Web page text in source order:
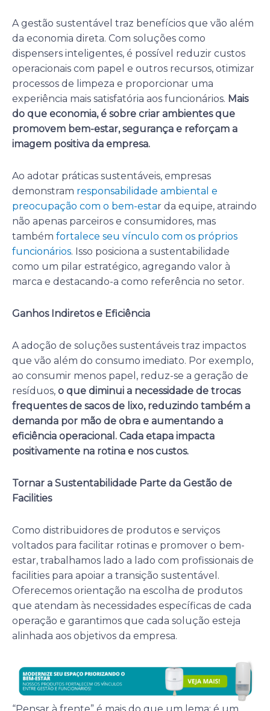
A gestão sustentável traz benefícios que vão além
da economia direta. Com soluções como
dispensers inteligentes, é possível reduzir custos
operacionais com papel e outros recursos, otimizar
processos de limpeza e proporcionar uma
experiência mais satisfatória aos funcionários. Mais
do que economia, é sobre criar ambientes que
promovem bem-estar, segurança e reforçam a
imagem positiva da empresa.
Ao adotar práticas sustentáveis, empresas
demonstram responsabilidade ambiental e
preocupação com o bem-estar da equipe, atraindo
não apenas parceiros e consumidores, mas
também fortalece seu vínculo com os próprios
funcionários. Isso posiciona a sustentabilidade
como um pilar estratégico, agregando valor à
marca e destacando-a como referência no setor.
Ganhos Indiretos e Eficiência
A adoção de soluções sustentáveis traz impactos
que vão além do consumo imediato. Por exemplo,
ao consumir menos papel, reduz-se a geração de
resíduos, o que diminui a necessidade de trocas
frequentes de sacos de lixo, reduzindo também a
demanda por mão de obra e aumentando a
eficiência operacional. Cada etapa impacta
positivamente na rotina e nos custos.
Tornar a Sustentabilidade Parte da Gestão de
Facilities
Como distribuidores de produtos e serviços
voltados para facilitar rotinas e promover o bem-
estar, trabalhamos lado a lado com profissionais de
facilities para apoiar a transição sustentável.
Oferecemos orientação na escolha de produtos
que atendam às necessidades específicas de cada
operação e garantimos que cada solução esteja
alinhada aos objetivos da empresa.